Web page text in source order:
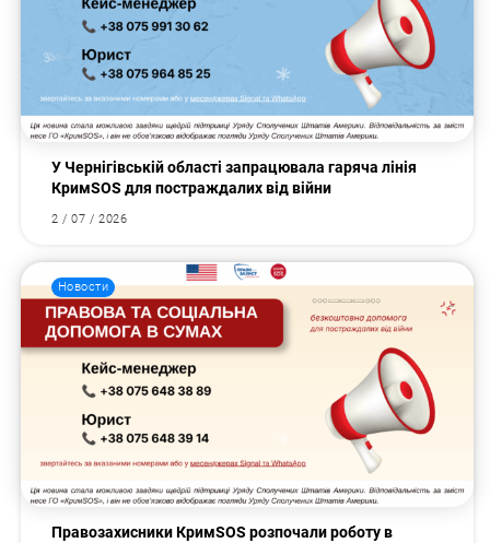
У Чернігівській області запрацювала гаряча лінія
КримSOS для постраждалих від війни
2 / 07 / 2026
Новости
Правозахисники КримSOS розпочали роботу в